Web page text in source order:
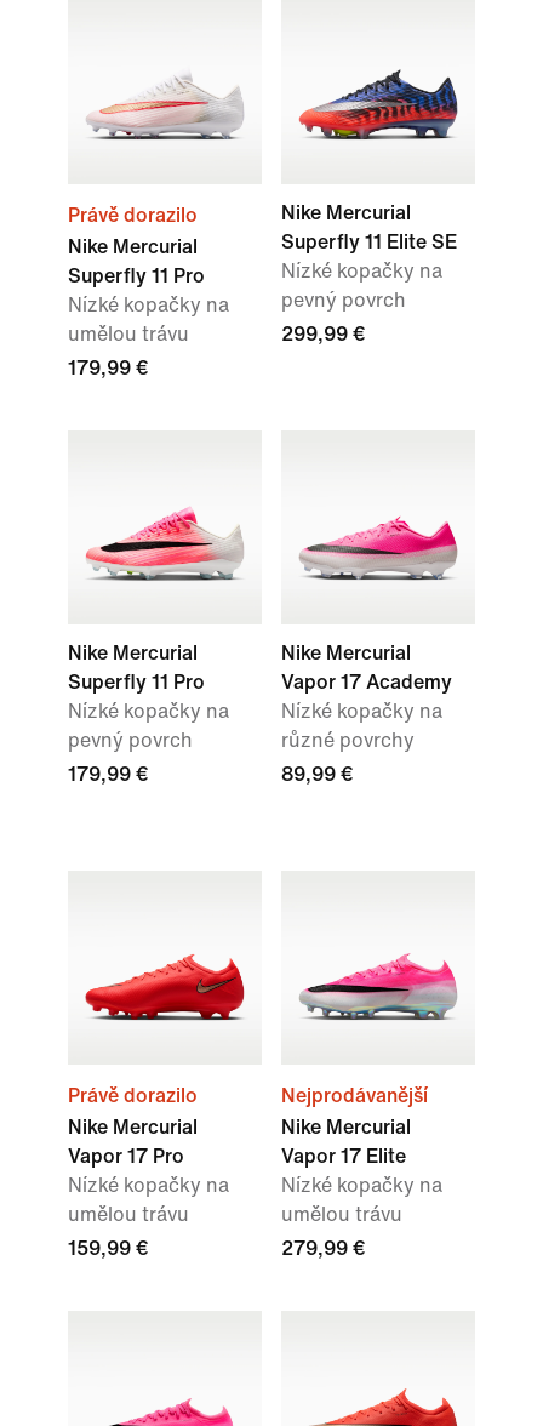
Právě dorazilo
Nike Mercurial
Superfly 11 Pro
Nízké kopačky na
umělou trávu
179,99 €
Nike Mercurial
Superfly 11 Elite SE
Nízké kopačky na
pevný povrch
299,99 €
Nike Mercurial
Superfly 11 Pro
Nízké kopačky na
pevný povrch
179,99 €
Nike Mercurial
Vapor 17 Academy
Nízké kopačky na
různé povrchy
89,99 €
Právě dorazilo
Nike Mercurial
Vapor 17 Pro
Nízké kopačky na
umělou trávu
159,99 €
Nejprodávanější
Nike Mercurial
Vapor 17 Elite
Nízké kopačky na
umělou trávu
279,99 €